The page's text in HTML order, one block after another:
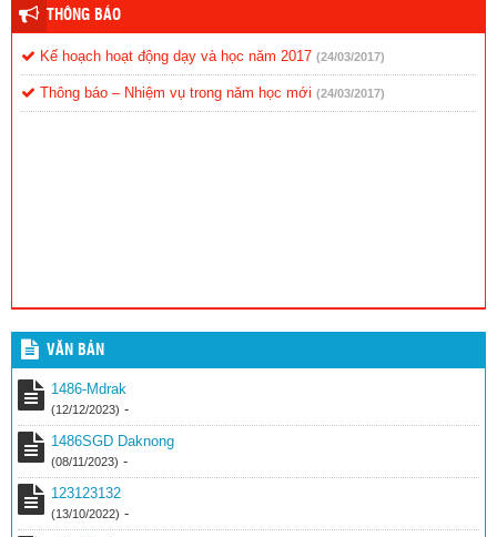
THÔNG BÁO
Kế hoạch hoạt động dạy và học năm 2017 (24/03/2017)
Thông báo – Nhiệm vụ trong năm học mới (24/03/2017)
VĂN BẢN
1486-Mdrak
(12/12/2023) -
1486SGD Daknong
(08/11/2023) -
123123132
(13/10/2022) -